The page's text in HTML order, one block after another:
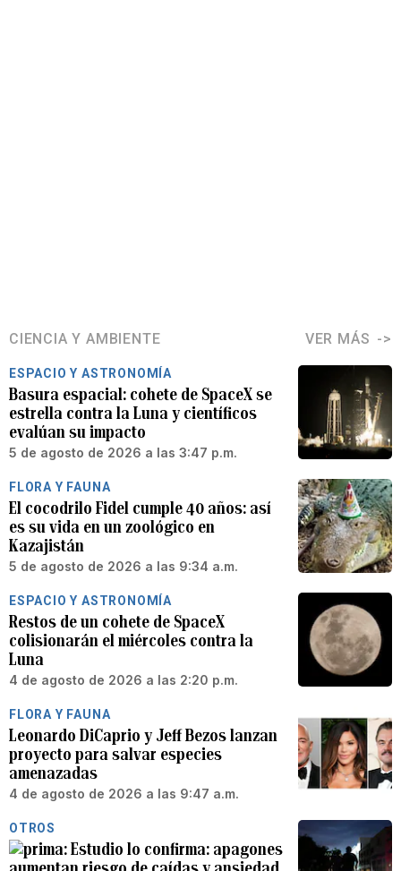
CIENCIA Y AMBIENTE VER MÁS
ESPACIO Y ASTRONOMÍA
Basura espacial: cohete de SpaceX se
estrella contra la Luna y científicos
evalúan su impacto
5 de agosto de 2026 a las 3:47 p.m.
FLORA Y FAUNA
El cocodrilo Fidel cumple 40 años: así
es su vida en un zoológico en
Kazajistán
5 de agosto de 2026 a las 9:34 a.m.
ESPACIO Y ASTRONOMÍA
Restos de un cohete de SpaceX
colisionarán el miércoles contra la
Luna
4 de agosto de 2026 a las 2:20 p.m.
FLORA Y FAUNA
Leonardo DiCaprio y Jeff Bezos lanzan
proyecto para salvar especies
amenazadas
4 de agosto de 2026 a las 9:47 a.m.
OTROS
Estudio lo confirma: apagones